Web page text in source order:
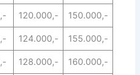
120.000,- 150.000,-
124.000,- 155.000,-
128.000,- 160.000,-